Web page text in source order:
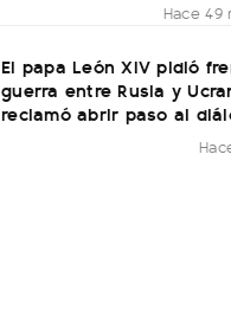
Hace 49
El papa León XIV pidió
guerra entre Rusia y
reclamó abrir paso al